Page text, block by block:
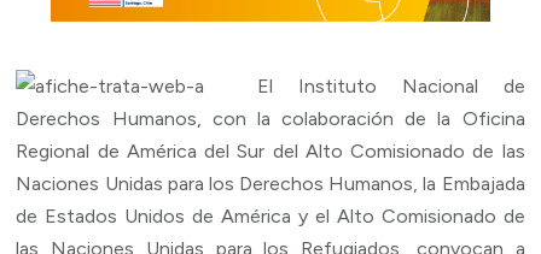
El Instituto Nacional de
Derechos Humanos, con la colaboración de la Oficina
Regional de América del Sur del Alto Comisionado de las
Naciones Unidas para los Derechos Humanos, la Embajada
de Estados Unidos de América y el Alto Comisionado de
las Naciones Unidas para los Refugiados, convocan a